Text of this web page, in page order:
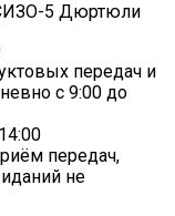
5 Дюртюли
передач и
с 9:00 до
передач,
не